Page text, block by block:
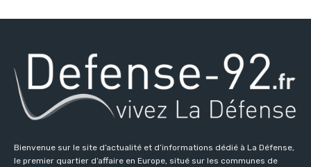
Bienvenue sur le site d’actualité et d’informations dédié à La Défense,
le premier quartier d’affaire en Europe, situé sur les communes de